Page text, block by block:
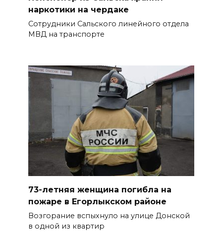
Россияне сообщают о
массовом сбое в работе
нескольких приложений
В Советском районе Ростова
из-за порыва на водоводе
ограничили подачу воды
06 августа 2026 14:33
Диспансеризация дончан
старше 65 лет
Традиции семьи года
06 августа 2026 14:28
наркотики на чердаке
Сотрудники Сальского линейного отдела
МВД на транспорте
73-летняя женщина погибла на
пожаре в Егорлыкском районе
Возгорание вспыхнуло на улице Донской
в одной из квартир